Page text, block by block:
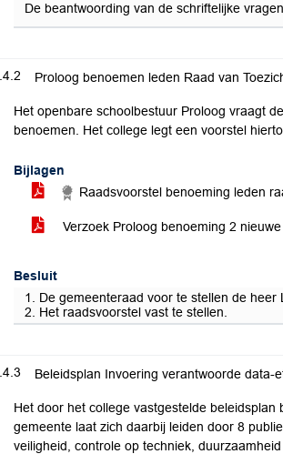
De beantwoording van de schriftelijke
Proloog benoemen leden Raad van
Het openbare schoolbestuur Proloog vraagt
benoemen. Het college legt een voorstel
Bijlagen
Raadsvoorstel benoeming leden
Verzoek Proloog benoeming 2
Besluit
1. De gemeenteraad voor te stellen de
2. Het raadsvoorstel vast te stellen.
Beleidsplan Invoering verantwoorde data-
Het door het college vastgestelde
gemeente laat zich daarbij leiden door 8
veiligheid, controle op techniek,